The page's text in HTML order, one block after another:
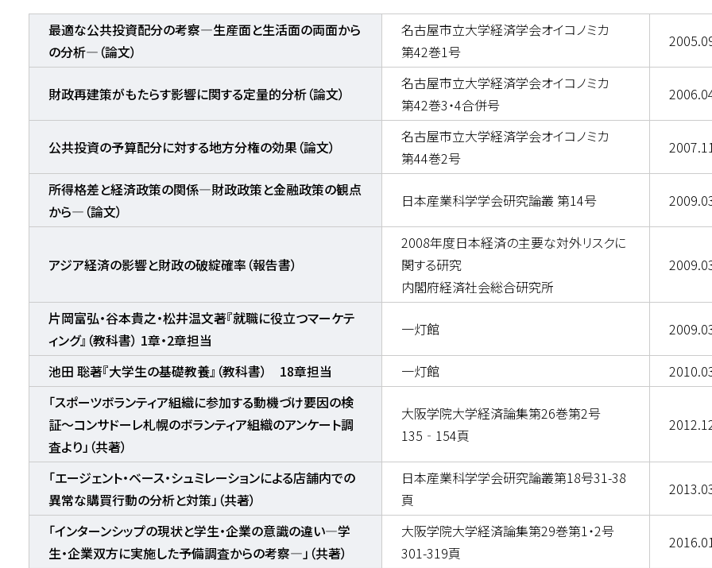
最適な公共投資配分の考察―生産面と生活面の両面から
の分析―（論文）
名古屋市立大学経済学会オイコノミカ
第42巻1号
財政再建策がもたらす影響に関する定量的分析（論文）
名古屋市立大学経済学会オイコノミカ
第42巻3・4合併号
公共投資の予算配分に対する地方分権の効果（論文）
名古屋市立大学経済学会オイコノミカ
第44巻2号
所得格差と経済政策の関係―財政政策と金融政策の観点
から―（論文）
日本産業科学学会研究論叢 第14号
アジア経済の影響と財政の破綻確率（報告書）
2008年度日本経済の主要な対外リスクに
関する研究
内閣府経済社会総合研究所
片岡富弘・谷本貴之・松井温文著『就職に役立つマーケテ
ィング』（教科書） 1章・2章担当
一灯館
池田 聡著『大学生の基礎教養』（教科書） 18章担当 一灯館
「スポーツボランティア組織に参加する動機づけ要因の検
証～コンサドーレ札幌のボランティア組織のアンケート調
査より」（共著）
大阪学院大学経済論集第26巻第2号
135‐154頁
「エージェント・ベース・シュミレーションによる店舗内での
異常な購買行動の分析と対策」（共著）
日本産業科学学会研究論叢第18号31-38
頁
「インターンシップの現状と学生・企業の意識の違い―学
生・企業双方に実施した予備調査からの考察―」（共著）
大阪学院大学経済論集第29巻第1・2号
301-319頁